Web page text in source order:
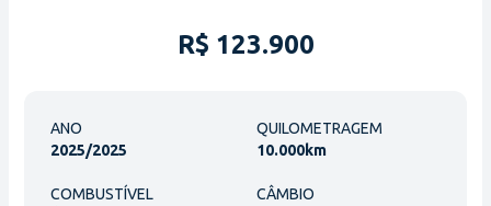
buenocarveiculosmultimarcas
R$ 123.900
ANO
2025/2025
QUILOMETRAGEM
10.000km
COMBUSTÍVEL
CÂMBIO